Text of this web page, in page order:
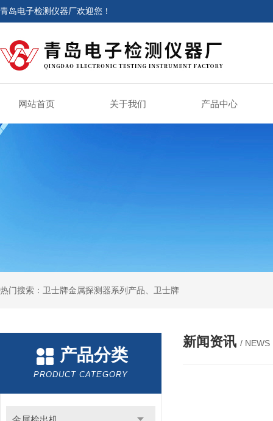
青岛电子检测仪器厂欢迎您！
网站首页 关于我们 产品中心
热门搜索：卫士牌金属探测器系列产品、卫士牌
产品分类
PRODUCT CATEGORY
新闻资讯 / NEWS